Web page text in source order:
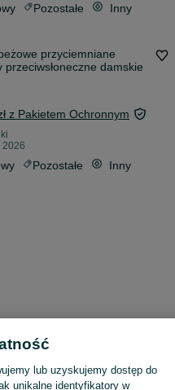
Pozostałe Inny
przyciemniane
przeciwsłoneczne damskie
z Pakietem Ochronnym
2026
Pozostałe Inny
lub uzyskujemy dostęp do
unikalne identyfikatory w